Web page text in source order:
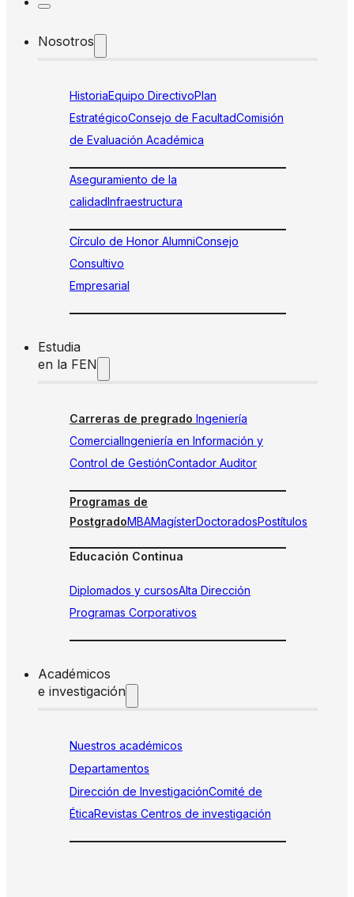
Nosotros
HistoriaEquipo DirectivoPlan
EstratégicoConsejo de FacultadComisión
de Evaluación Académica
Aseguramiento de la
calidadInfraestructura
Círculo de Honor AlumniConsejo
Consultivo
Empresarial
Estudia
en la FEN
Carreras de pregrado Ingeniería
ComercialIngeniería en Información y
Control de GestiónContador Auditor
Programas de
PostgradoMBAMagísterDoctoradosPostítulos
Educación Continua
Diplomados y cursosAlta Dirección
Programas Corporativos
Académicos
e investigación
Nuestros académicos
Departamentos
Dirección de InvestigaciónComité de
ÉticaRevistas Centros de investigación